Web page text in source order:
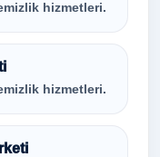
hizmetleri.
hizmetleri.